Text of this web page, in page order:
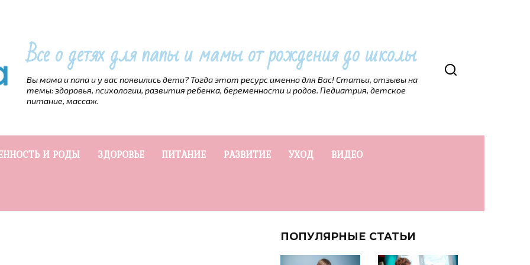
Все о детях для папы и мамы от рождения до школы
Вы мама и папа и у вас появились дети? Тогда этот ресурс именно для Вас! Статьи, отзывы на
темы: здоровья, психологии, развития ребенка, беременности и родов. Педиатрия, детское
питание, массаж.
И РОДЫ ЗДОРОВЬЕ ПИТАНИЕ РАЗВИТИЕ УХОД ВИДЕО
ПОПУЛЯРНЫЕ СТАТЬИ